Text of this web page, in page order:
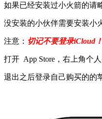
如果已经安装过小火箭的请
没安装的小伙伴需要安装小
注意： 切记不要登录iCloud
打开 App Store，右上角个
退出之后登录自己购买的的